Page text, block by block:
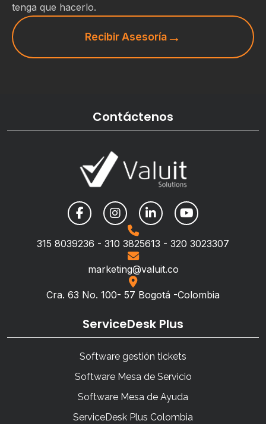
tenga que hacerlo.
Recibir Asesoría
Contáctenos
315 8039236 - 310 3825613 - 320 3023307
marketing@valuit.co
Cra. 63 No. 100- 57 Bogotá -Colombia
ServiceDesk Plus
Software gestión tickets
Software Mesa de Servicio
Software Mesa de Ayuda
ServiceDesk Plus Colombia